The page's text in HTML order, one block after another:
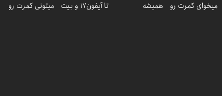
میخوای کمرت رو
همیشه
تا آیفون17 و بیت
میتونی کمرت رو